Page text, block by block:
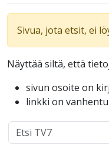
Sivua, jota etsit, ei
Näyttää siltä, että
sivun osoite on
linkki on
Hakutulokset
haulle: